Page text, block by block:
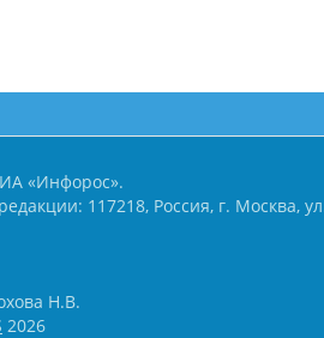
«Инфорос».
117218, Россия, г. Москва,
Н.В.
2026